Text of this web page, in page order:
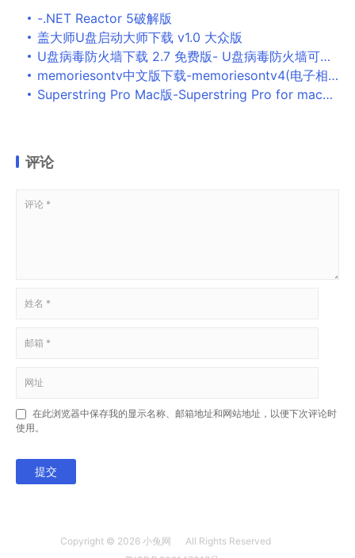
-.NET Reactor 5破解版
盖大师U盘启动大师下载 v1.0 大众版
U盘病毒防火墙下载 2.7 免费版- U盘病毒防火墙可以100%保护
memoriesontv中文版下载-memoriesontv4(电子相册制作软件)v4.4 汉化版
Superstring Pro Mac版-Superstring Pro for mac下载 V3.7.4
评论
在此浏览器中保存我的显示名称、邮箱地址和网站地址，以便下次评论时
使用。
提交
Copyright © 2026 小兔网
All Rights Reserved